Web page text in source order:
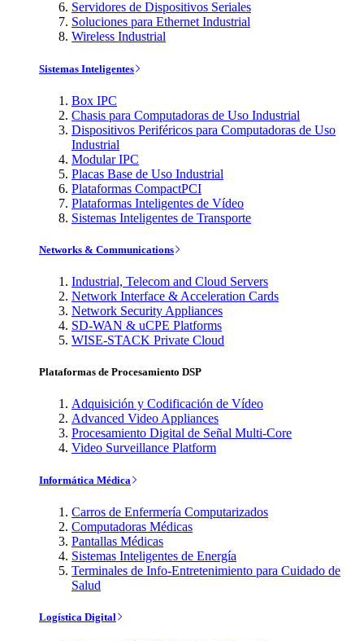
Servidores de Dispositivos Seriales
Soluciones para Ethernet Industrial
Wireless Industrial
Sistemas Inteligentes
Box IPC
Chasis para Computadoras de Uso Industrial
Dispositivos Periféricos para Computadoras de Uso
Industrial
Modular IPC
Placas Base de Uso Industrial
Plataformas CompactPCI
Plataformas Inteligentes de Vídeo
Sistemas Inteligentes de Transporte
Networks & Communications
Industrial, Telecom and Cloud Servers
Network Interface & Acceleration Cards
Network Security Appliances
SD-WAN & uCPE Platforms
WISE-STACK Private Cloud
Plataformas de Procesamiento DSP
Adquisición y Codificación de Vídeo
Advanced Video Appliances
Procesamiento Digital de Señal Multi-Core
Video Surveillance Platform
Informática Médica
Carros de Enfermería Computarizados
Computadoras Médicas
Pantallas Médicas
Sistemas Inteligentes de Energía
Terminales de Info-Entretenimiento para Cuidado de
Salud
Logística Digital